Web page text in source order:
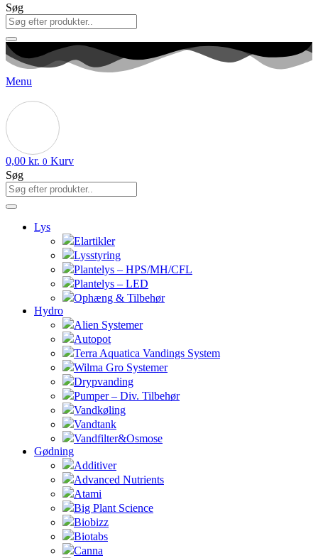
Søg
Menu
0,00 kr. 0 Kurv
Søg
Lys
Elartikler
Lysstyring
Plantelys – HPS/MH/CFL
Plantelys – LED
Ophæng & Tilbehør
Hydro
Alien Systemer
Autopot
Terra Aquatica Vandings System
Wilma Gro Systemer
Drypvanding
Pumper – Div. Tilbehør
Vandkøling
Vandtank
Vandfilter&Osmose
Gødning
Additiver
Advanced Nutrients
Atami
Big Plant Science
Biobizz
Biotabs
Canna